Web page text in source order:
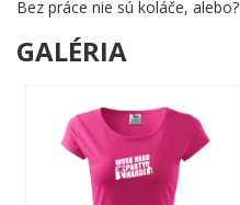
Bez práce nie sú koláče, alebo?
GALÉRIA